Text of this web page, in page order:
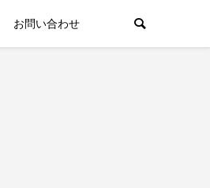
お問い合わせ